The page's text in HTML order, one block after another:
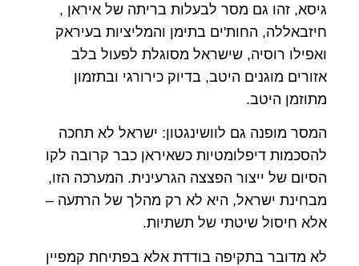
גיסא, זהו גם מסר לבעלות בריתה של איראן ,
חיזבאללה, החות'ים בתימן והמליציות בעיראק
ואפילו רוסיה, שישראל מסוגלת לפעול בלב
אזורים מוגנים היטב, בדיוק כירורגי ובתזמון
מתוזמן היטב.
המסר מופנה גם לוושינגטון: ישראל לא תחכה
להסכמות דיפלומטיות כשאיראן כבר קרובה לקו
הסיום של ייצור הפצצה הגרעינית. המערכה הזו,
מבחינת ישראל, היא לא רק מהלך של הרתעה –
אלא חיסול שיטתי של תשתיות.
לא מדובר בתקיפה בודדת אלא בפתיחת קמפיין